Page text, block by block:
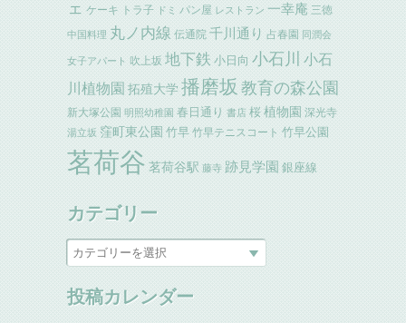
ェ ケーキ トラ子 ドミ パン屋 レストラン 一幸庵 三徳
中国料理 丸ノ内線 伝通院 千川通り 占春園 同潤会
女子アパート 吹上坂 地下鉄 小日向 小石川 小石
川植物園 拓殖大学 播磨坂 教育の森公園
新大塚公園 明照幼稚園 春日通り 書店 桜 植物園 深光寺
湯立坂 窪町東公園 竹早 竹早テニスコート 竹早公園
茗荷谷 茗荷谷駅 藤寺 跡見学園 銀座線
カテゴリー
投稿カレンダー